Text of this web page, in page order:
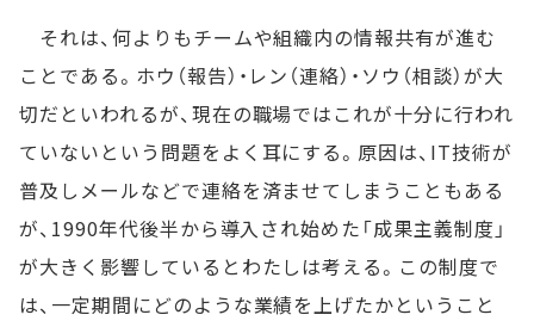
それは、何よりもチームや組織内の情報共有が進む
ことである。ホウ（報告）・レン（連絡）・ソウ（相談）が大
切だといわれるが、現在の職場ではこれが十分に行われ
ていないという問題をよく耳にする。原因は、IT技術が
普及しメールなどで連絡を済ませてしまうこともある
が、1990年代後半から導入され始めた「成果主義制度」
が大きく影響しているとわたしは考える。この制度で
は、一定期間にどのような業績を上げたかということ